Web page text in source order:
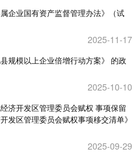
企业国有资产监督管理办法》（试
2025-11-17
规模以上企业倍增行动方案》 的政
2025-10-10
济开发区管理委员会赋权 事项保留
发区管理委员会赋权事项移交清单》
2025-09-29